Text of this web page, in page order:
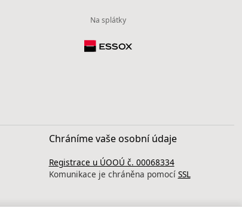
Na splátky
Chráníme vaše osobní údaje
Registrace u ÚOOÚ č. 00068334
Komunikace je chráněna pomocí SSL